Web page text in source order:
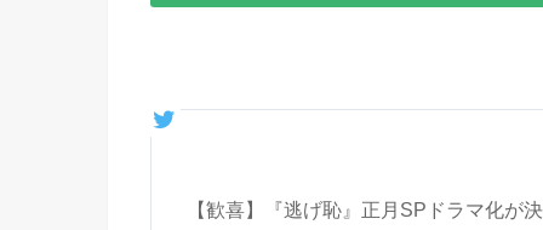
【歓喜】『逃げ恥』正月SPドラマ化が